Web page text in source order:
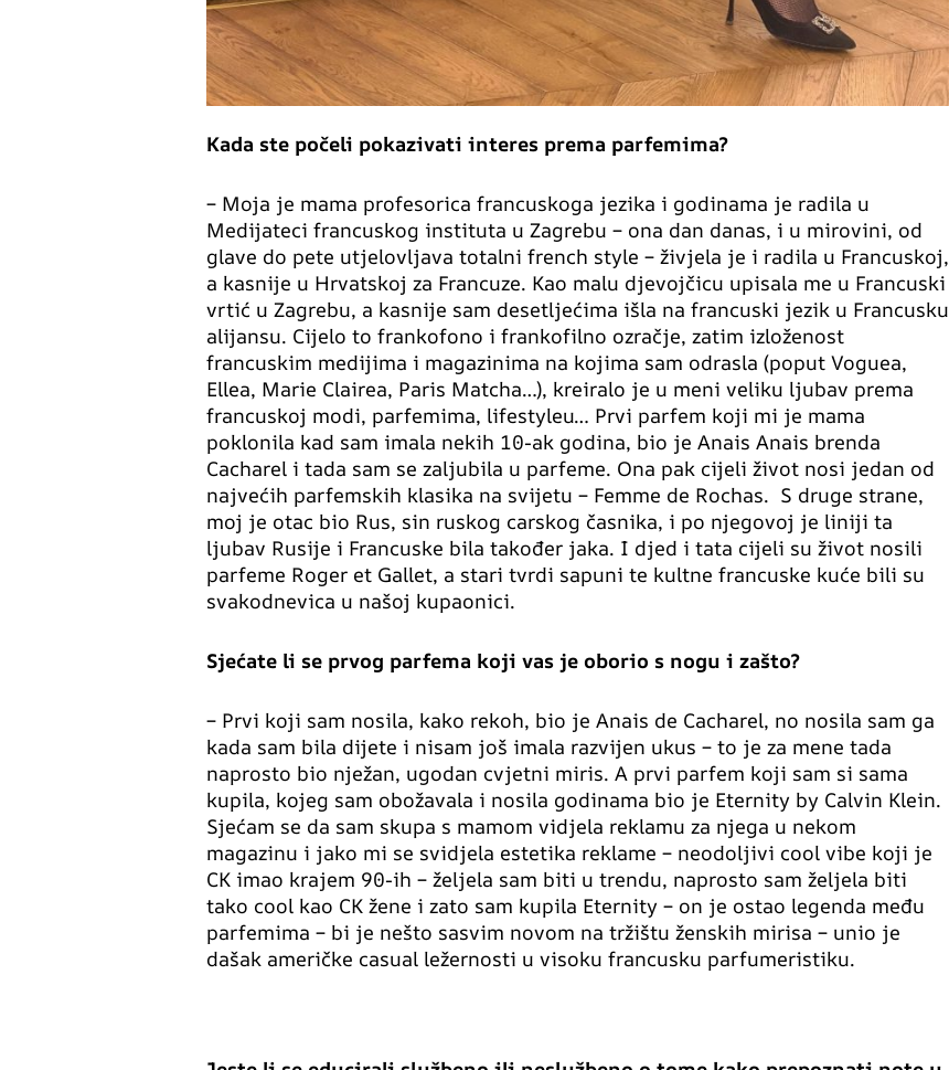
Kada ste počeli pokazivati interes prema parfemima?
– Moja je mama profesorica francuskoga jezika i godinama je radila u
Medijateci francuskog instituta u Zagrebu – ona dan danas, i u mirovini, od
glave do pete utjelovljava totalni french style – živjela je i radila u Francuskoj,
a kasnije u Hrvatskoj za Francuze. Kao malu djevojčicu upisala me u Francuski
vrtić u Zagrebu, a kasnije sam desetljećima išla na francuski jezik u Francusku
alijansu. Cijelo to frankofono i frankofilno ozračje, zatim izloženost
francuskim medijima i magazinima na kojima sam odrasla (poput Voguea,
Ellea, Marie Clairea, Paris Matcha…), kreiralo je u meni veliku ljubav prema
francuskoj modi, parfemima, lifestyleu… Prvi parfem koji mi je mama
poklonila kad sam imala nekih 10-ak godina, bio je Anais Anais brenda
Cacharel i tada sam se zaljubila u parfeme. Ona pak cijeli život nosi jedan od
najvećih parfemskih klasika na svijetu – Femme de Rochas. S druge strane,
moj je otac bio Rus, sin ruskog carskog časnika, i po njegovoj je liniji ta
ljubav Rusije i Francuske bila također jaka. I djed i tata cijeli su život nosili
parfeme Roger et Gallet, a stari tvrdi sapuni te kultne francuske kuće bili su
svakodnevica u našoj kupaonici.
Sjećate li se prvog parfema koji vas je oborio s nogu i zašto?
– Prvi koji sam nosila, kako rekoh, bio je Anais de Cacharel, no nosila sam ga
kada sam bila dijete i nisam još imala razvijen ukus – to je za mene tada
naprosto bio nježan, ugodan cvjetni miris. A prvi parfem koji sam si sama
kupila, kojeg sam obožavala i nosila godinama bio je Eternity by Calvin Klein.
Sjećam se da sam skupa s mamom vidjela reklamu za njega u nekom
magazinu i jako mi se svidjela estetika reklame – neodoljivi cool vibe koji je
CK imao krajem 90-ih – željela sam biti u trendu, naprosto sam željela biti
tako cool kao CK žene i zato sam kupila Eternity – on je ostao legenda među
parfemima – bi je nešto sasvim novom na tržištu ženskih mirisa – unio je
dašak američke casual ležernosti u visoku francusku parfumeristiku.